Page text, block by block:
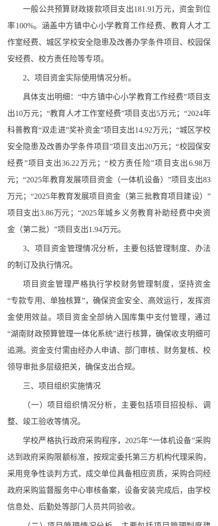
一般公共预算财政拨款项目支出181.91万元，资金到位
率100%。涵盖中方镇中心小学教育工作经费、教育人才工
作室经费、城区学校安全隐患及改善办学条件项目、校园保
安经费、校方责任险等专项。
2、项目资金实际使用情况分析。
具体支出明细：“中方镇中心小学教育工作经费”项目支
出10万元；“教育人才工作室经费”项目支出5万元；“2024年
科普教育“双走进”奖补资金”项目支出14.92万元；“城区学校
安全隐患及改善办学条件项目”项目支出20万元；“校园保安
经费”项目支出36.22万元；“校方责任险”项目支出6.98万
元；“2025年教育发展项目资金（一体机设备）”项目支出83
万元；“2025年教育发展项目资金（第三批教育项目建设）”
项目支出3.86万元；“2025年城乡义务教育补助经费中央资
金（第二批）”项目支出1.94万元。
3、项目资金管理情况分析，主要包括管理制度、办法
的制订及执行情况。
项目资金管理严格执行学校财务管理制度，坚持资金
“专款专用、单独核算”，确保资金安全、高效运行，发挥资
金使用效益。项目资金全部纳入国库集中支付管理，通过
“湖南财政预算管理一体化系统”进行核算，确保收支明细可
追溯。资金支付需由经办人申请、部门审核、财务复核、校
领导审批多层级把关，确保支出合规。
三、项目组织实施情况
（一）项目组织情况分析，主要包括项目招投标、调
整、竣工验收等情况。
学校严格执行政府采购程序，2025年“一体机设备”采购
达到政府采购限额标准，按规定委托第三方机构代理采购，
采用竞争性谈判方式，成交单位具备相应资质，采购合同经
政府采购监督服务中心审核备案，设备安装完成后，由学校
信息处、后勤处等部门人员共同验收。